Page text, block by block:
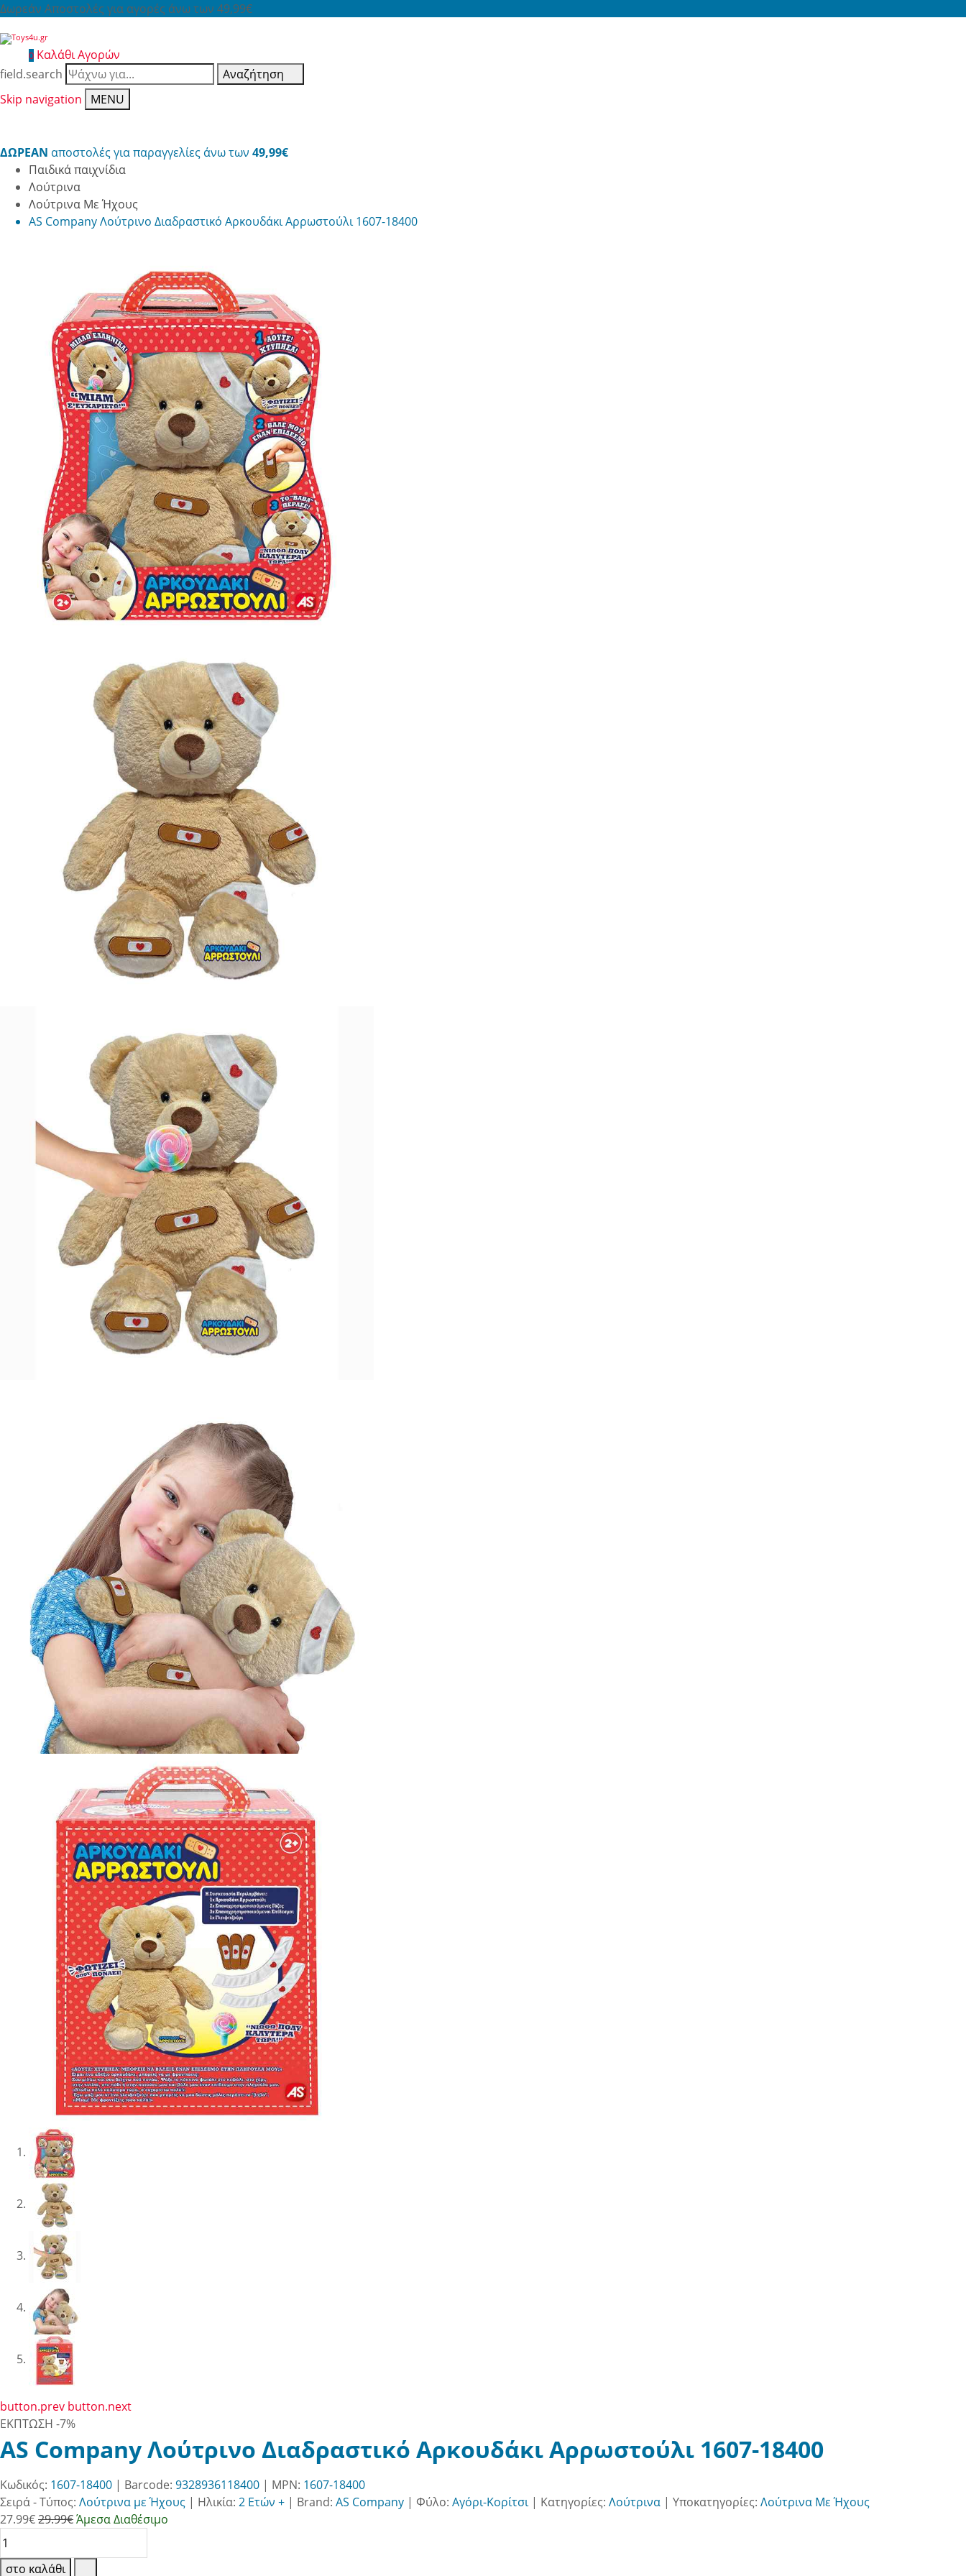
Δωρεάν Αποστολές για αγορές άνω των 49,99€
0 Καλάθι Αγορών
field.search
Αναζήτηση
Skip navigation
MENU
ΔΩΡΕΑΝ αποστολές για παραγγελίες άνω των 49,99€
Παιδικά παιχνίδια
Λούτρινα
Λούτρινα Με Ήχους
AS Company Λούτρινο Διαδραστικό Αρκουδάκι Αρρωστούλι 1607-18400
button.prev button.next
ΕΚΠΤΩΣΗ -7%
AS Company Λούτρινο Διαδραστικό Αρκουδάκι Αρρωστούλι 1607-18400
Κωδικός: 1607-18400 | Barcode: 9328936118400 | MPN: 1607-18400
Σειρά - Τύπος: Λούτρινα με Ήχους | Ηλικία: 2 Ετών + | Brand: AS Company | Φύλο: Αγόρι-Κορίτσι| Κατηγορίες: Λούτρινα | Υποκατηγορίες: Λούτρινα Με Ήχους
27.99€29.99€Άμεσα Διαθέσιμο
στο καλάθι